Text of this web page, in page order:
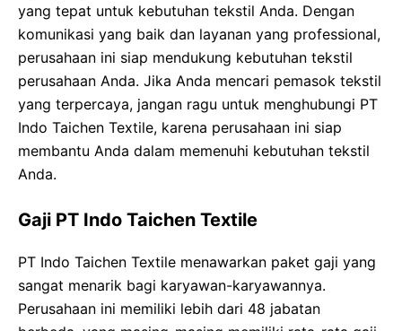
yang tepat untuk kebutuhan tekstil Anda. Dengan
komunikasi yang baik dan layanan yang professional,
perusahaan ini siap mendukung kebutuhan tekstil
perusahaan Anda. Jika Anda mencari pemasok tekstil
yang terpercaya, jangan ragu untuk menghubungi PT
Indo Taichen Textile, karena perusahaan ini siap
membantu Anda dalam memenuhi kebutuhan tekstil
Anda.
Gaji PT Indo Taichen Textile
PT Indo Taichen Textile menawarkan paket gaji yang
sangat menarik bagi karyawan-karyawannya.
Perusahaan ini memiliki lebih dari 48 jabatan